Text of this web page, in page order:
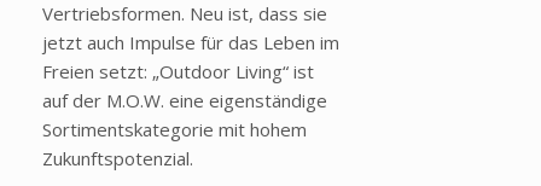
Vertriebsformen. Neu ist, dass sie
jetzt auch Impulse für das Leben im
Freien setzt: „Outdoor Living“ ist
auf der M.O.W. eine eigenständige
Sortimentskategorie mit hohem
Zukunftspotenzial.